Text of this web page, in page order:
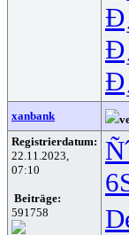
xanbank
Registrierdatum:
22.11.2023,
07:10
Beiträge:
591758